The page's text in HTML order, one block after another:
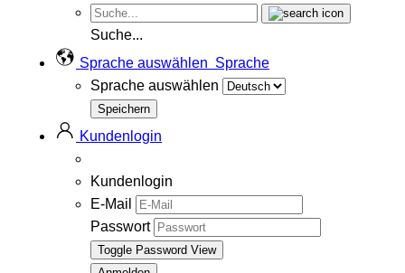
Suche...
Sprache auswählen Sprache
Sprache auswählen
Kundenlogin
Kundenlogin
E-Mail
Passwort
Toggle Password View